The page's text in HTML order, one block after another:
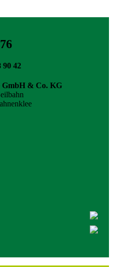
90 42
GmbH & Co. KG